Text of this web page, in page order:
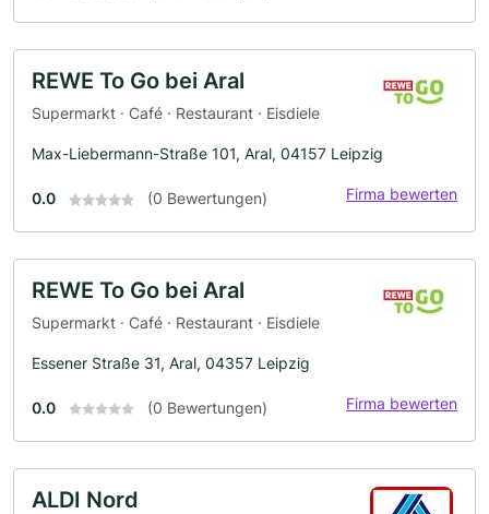
REWE To Go bei Aral
Supermarkt · Café · Restaurant · Eisdiele
Max-Liebermann-Straße 101, Aral, 04157 Leipzig
0.0 (0 Bewertungen) Firma bewerten
REWE To Go bei Aral
Supermarkt · Café · Restaurant · Eisdiele
Essener Straße 31, Aral, 04357 Leipzig
0.0 (0 Bewertungen) Firma bewerten
ALDI Nord